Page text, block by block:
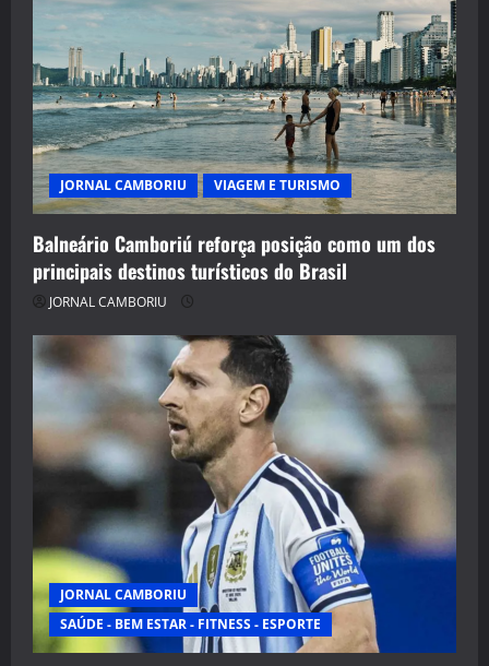
JORNAL CAMBORIU VIAGEM E TURISMO
Balneário Camboriú reforça posição como um dos
principais destinos turísticos do Brasil
JORNAL CAMBORIU
JORNAL CAMBORIU
SAÚDE - BEM ESTAR - FITNESS - ESPORTE